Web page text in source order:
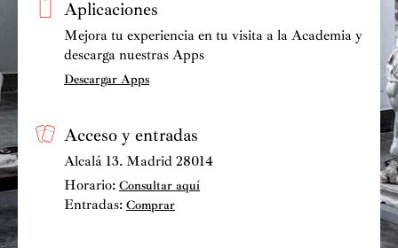
de nuevo a la causa monárquica. Y Luisa Fernanda, en
un momento de celos, se desmaya en brazos de Vidal,
ahora aliado con la causa liberal, una vez más por
despecho.
5. Final.Abrasado en la llama
Nogales, Vidal, Mariana, Carolina, Javier)
ACTO SEGUNDO
Aplicaciones
Mejora tu experiencia en tu visita a la Academia y
descarga nuestras Apps
Descargar Apps
Acceso y entradas
Alcalá 13. Madrid 28014
Horario: Consultar aquí
Entradas: Comprar